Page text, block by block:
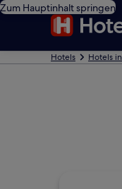
Zum Hauptinhalt springen
Hotels Hotels